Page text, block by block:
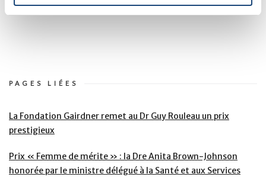
PAGES LIÉES
La Fondation Gairdner remet au Dr Guy Rouleau un prix
prestigieux
Prix « Femme de mérite » : la Dre Anita Brown-Johnson
honorée par le ministre délégué à la Santé et aux Services